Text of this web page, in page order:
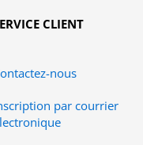
CLIENT
nous
par courrier